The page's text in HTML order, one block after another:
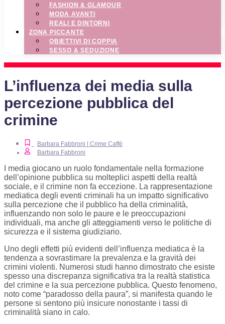
FASHION & GLAMOUR
MODA AVANTI
REALI E DINTORNI
ZONA PICCANTE
OBIETTIVI DI COPPIA
SESSO & SEDUZIONE
L’influenza dei media sulla
percezione pubblica del
crimine
Barbara Fabbroni | Crime Caffè
Barbara Fabbroni
I media giocano un ruolo fondamentale nella formazione
dell’opinione pubblica su molteplici aspetti della realtà
sociale, e il crimine non fa eccezione. La rappresentazione
mediatica degli eventi criminali ha un impatto significativo
sulla percezione che il pubblico ha della criminalità,
influenzando non solo le paure e le preoccupazioni
individuali, ma anche gli atteggiamenti verso le politiche di
sicurezza e il sistema giudiziario.
Uno degli effetti più evidenti dell’influenza mediatica è la
tendenza a sovrastimare la prevalenza e la gravità dei
crimini violenti. Numerosi studi hanno dimostrato che esiste
spesso una discrepanza significativa tra la realtà statistica
del crimine e la sua percezione pubblica. Questo fenomeno,
noto come “paradosso della paura”, si manifesta quando le
persone si sentono più insicure nonostante i tassi di
criminalità siano in calo.